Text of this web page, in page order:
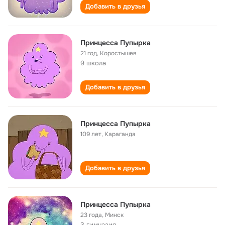
Добавить в друзья
Принцесса Пупырка
21 год, Коростышев
9 школа
Добавить в друзья
Принцесса Пупырка
109 лет, Караганда
Добавить в друзья
Принцесса Пупырка
23 года, Минск